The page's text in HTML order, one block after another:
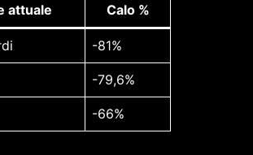
attuale Calo %
-81%
-79,6%
-66%